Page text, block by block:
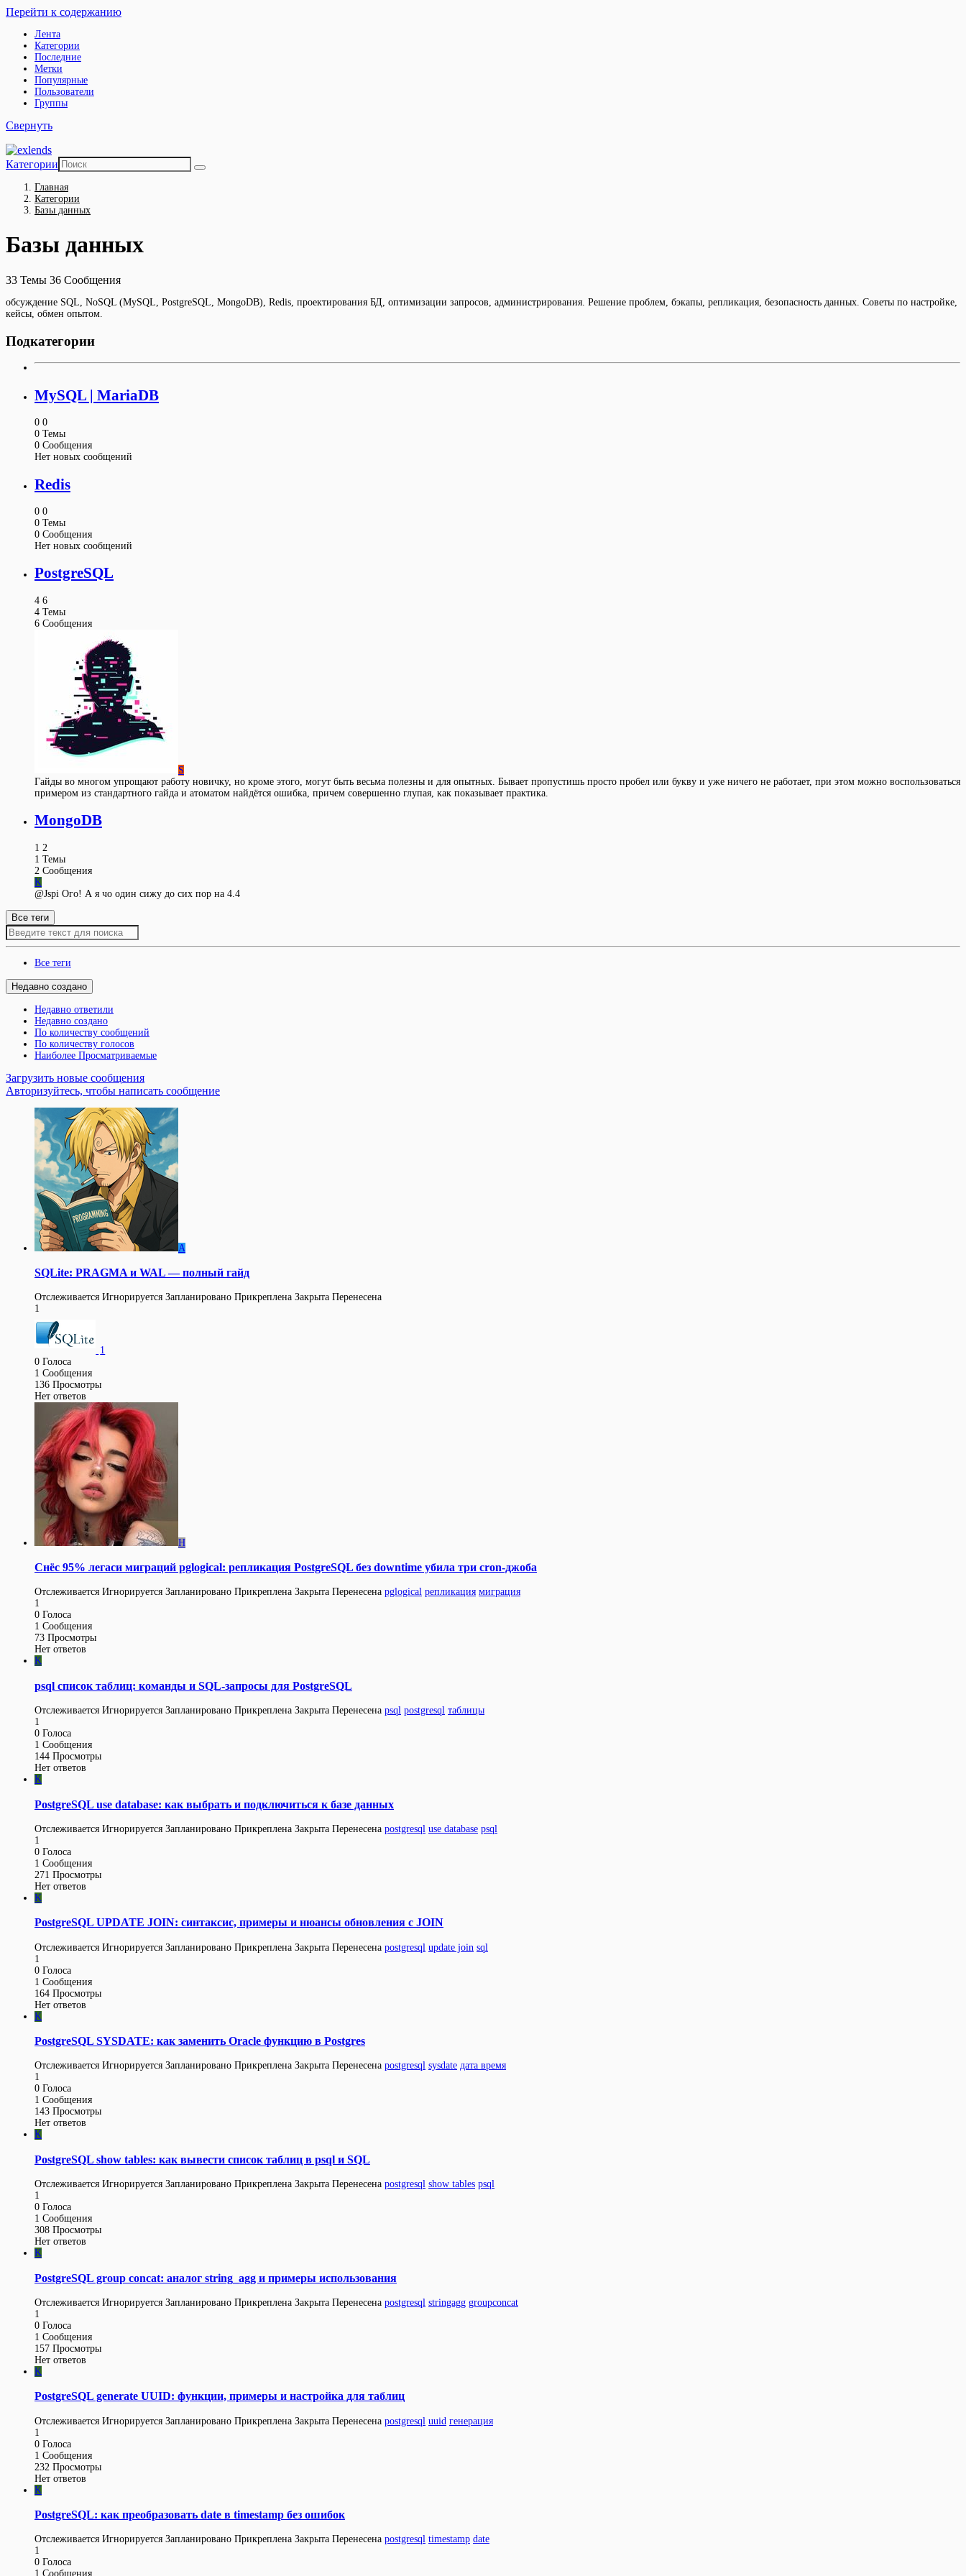
Перейти к содержанию
Лента
Категории
Последние
Метки
Популярные
Пользователи
Группы
Свернуть
Категории
Главная
Категории
Базы данных
Базы данных
33 Темы 36 Сообщения
обсуждение SQL, NoSQL (MySQL, PostgreSQL, MongoDB), Redis, проектирования БД, оптимизации запросов, администрирования. Решение проблем, бэкапы, репликация, безопасность данных. Советы по настройке,
кейсы, обмен опытом.
Подкатегории
MySQL | MariaDB
0 0
0 Темы
0 Сообщения
Нет новых сообщений
Redis
0 0
0 Темы
0 Сообщения
Нет новых сообщений
PostgreSQL
4 6
4 Темы
6 Сообщения
S
Гайды во многом упрощают работу новичку, но кроме этого, могут быть весьма полезны и для опытных. Бывает пропустишь просто пробел или букву и уже ничего не работает, при этом можно воспользоваться
примером из стандартного гайда и атоматом найдётся ошибка, причем совершенно глупая, как показывает практика.
MongoDB
1 2
1 Темы
2 Сообщения
K
@Jspi Ого! А я чо один сижу до сих пор на 4.4
Все теги
Все теги
Недавно создано
Недавно ответили
Недавно создано
По количеству сообщений
По количеству голосов
Наиболее Просматриваемые
Загрузить новые сообщения
Авторизуйтесь, чтобы написать сообщение
A
SQLite: PRAGMA и WAL — полный гайд
Отслеживается Игнорируется Запланировано Прикреплена Закрыта Перенесена
1
1
0 Голоса
1 Сообщения
136 Просмотры
Нет ответов
H
Снёс 95% легаси миграций pglogical: репликация PostgreSQL без downtime убила три cron-джоба
Отслеживается Игнорируется Запланировано Прикреплена Закрыта Перенесена pglogical репликация миграция
1
0 Голоса
1 Сообщения
73 Просмотры
Нет ответов
K
psql список таблиц: команды и SQL-запросы для PostgreSQL
Отслеживается Игнорируется Запланировано Прикреплена Закрыта Перенесена psql postgresql таблицы
1
0 Голоса
1 Сообщения
144 Просмотры
Нет ответов
K
PostgreSQL use database: как выбрать и подключиться к базе данных
Отслеживается Игнорируется Запланировано Прикреплена Закрыта Перенесена postgresql use database psql
1
0 Голоса
1 Сообщения
271 Просмотры
Нет ответов
K
PostgreSQL UPDATE JOIN: синтаксис, примеры и нюансы обновления с JOIN
Отслеживается Игнорируется Запланировано Прикреплена Закрыта Перенесена postgresql update join sql
1
0 Голоса
1 Сообщения
164 Просмотры
Нет ответов
K
PostgreSQL SYSDATE: как заменить Oracle функцию в Postgres
Отслеживается Игнорируется Запланировано Прикреплена Закрыта Перенесена postgresql sysdate дата время
1
0 Голоса
1 Сообщения
143 Просмотры
Нет ответов
K
PostgreSQL show tables: как вывести список таблиц в psql и SQL
Отслеживается Игнорируется Запланировано Прикреплена Закрыта Перенесена postgresql show tables psql
1
0 Голоса
1 Сообщения
308 Просмотры
Нет ответов
K
PostgreSQL group concat: аналог string_agg и примеры использования
Отслеживается Игнорируется Запланировано Прикреплена Закрыта Перенесена postgresql stringagg groupconcat
1
0 Голоса
1 Сообщения
157 Просмотры
Нет ответов
K
PostgreSQL generate UUID: функции, примеры и настройка для таблиц
Отслеживается Игнорируется Запланировано Прикреплена Закрыта Перенесена postgresql uuid генерация
1
0 Голоса
1 Сообщения
232 Просмотры
Нет ответов
K
PostgreSQL: как преобразовать date в timestamp без ошибок
Отслеживается Игнорируется Запланировано Прикреплена Закрыта Перенесена postgresql timestamp date
1
0 Голоса
1 Сообщения